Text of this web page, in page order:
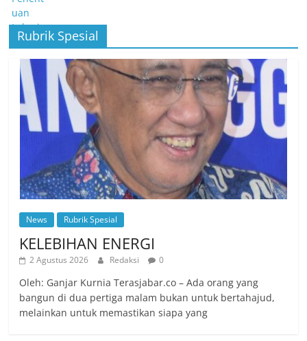
Rubrik Spesial
News Rubrik Spesial
KELEBIHAN ENERGI
2 Agustus 2026 Redaksi 0
Oleh: Ganjar Kurnia Terasjabar.co – Ada orang yang
bangun di dua pertiga malam bukan untuk bertahajud,
melainkan untuk memastikan siapa yang